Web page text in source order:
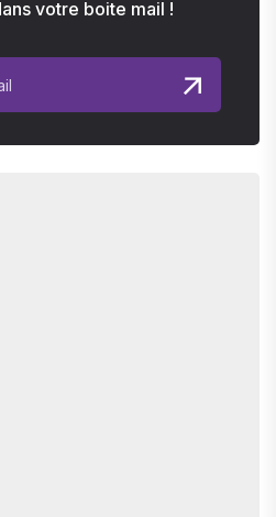
votre boite mail !